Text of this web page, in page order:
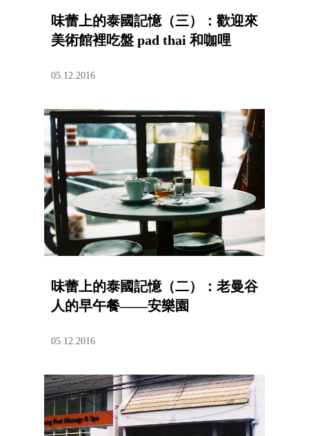
味蕾上的泰國記憶（三）：歡迎來
美術館裡吃盤 pad thai 和咖哩
05.12.2016
味蕾上的泰國記憶（二）：老曼谷
人的早午餐——安樂園
05.12.2016